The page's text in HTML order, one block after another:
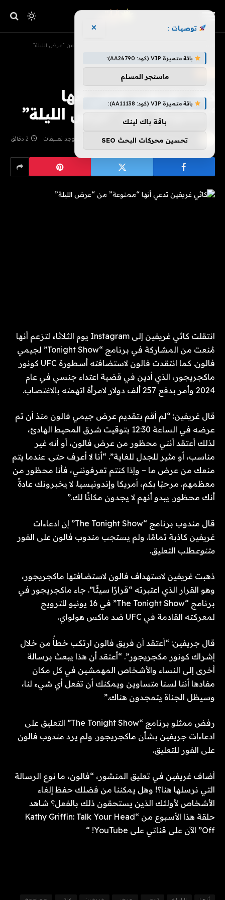
كاثي غريفين تدعي أنها “ممنوعة” من “عرض الليلة”
كاثي غريفين تدعي أنها
“ممنوعة” من “عرض الليلة”
بواسطة فريق هزليات يوليو 1, 2026 لا توجد تعليقات 2 دقائق
انتقلت كاثي غريفين إلى Instagram يوم الثلاثاء لتزعم أنها
مُنعت من المشاركة في برنامج “Tonight Show” لجيمي
فالون. كما انتقدت فالون لاستضافته أسطورة UFC كونور
ماكجريجور، الذي أدين في قضية اعتداء جنسي في عام
2024 وأمر بدفع 257 ألف دولار لامرأة اتهمته بالاغتصاب.
قال غريفين: “لم أقم بتقديم عرض جيمي فالون منذ أن تم
عرضه في الساعة 12:30 بتوقيت شرق المحيط الهادئ،
لذلك أعتقد أنني محظور من عرض فالون، أو أنه غير
مناسب، أو مثير للجدل للغاية”. “أنا لا أعرف حتى. عندما يتم
منعك من عرض ما – وإذا كنتم تعرفونني، فأنا محظور من
معظمهم. مرحبًا بكم، أمريكا وإندونيسيا. لا يخبرونك عادةً
أنك محظور. يبدو أنهم لا يجدون مكانًا لك.”
قال مندوب برنامج “The Tonight Show” إن ادعاءات
غريفين كاذبة تمامًا. ولم يستجب مندوب فالون على الفور
متنوعطلب التعليق.
ذهبت غريفين لاستهداف فالون لاستضافتها ماكجريجور،
وهو القرار الذي اعتبرته “قرارًا سيئًا”. جاء ماكجريجور في
برنامج “The Tonight Show” في 16 يونيو للترويج
لمعركته القادمة في UFC ضد ماكس هولواي.
قال جريفين: “أعتقد أن فريق فالون ارتكب خطأً من خلال
إشراك كونور مكجريجور”. “أعتقد أن هذا يبعث برسالة
أخرى إلى النساء والأشخاص المهمشين في كل مكان
مفادها أننا لسنا متساوين ويمكنك أن تفعل أي شيء لنا،
وسيظل الجناة يتمجدون هناك.”
رفض ممثلو برنامج “The Tonight Show” التعليق على
ادعاءات جريفين بشأن ماكجريجور. ولم يرد مندوب فالون
على الفور للتعليق.
أضاف غريفين في تعليق المنشور، “فالون، ما نوع الرسالة
التي نرسلها هنا؟! وهل يمكننا من فضلك حفظ إلغاء
الأشخاص لأولئك الذين يستحقون ذلك بالفعل؟ شاهد
حلقة هذا الأسبوع من “Kathy Griffin: Talk Your Head
Off” الآن على قناتي على YouTube! “
توصيات : ×
باقة متميزة VIP (كود: AA26790):
ماسنجر المسلم
باقة متميزة VIP (كود: AA11138):
باقة باك لينك
تحسين محركات البحث SEO